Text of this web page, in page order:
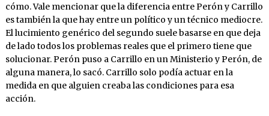
cómo. Vale mencionar que la diferencia entre Perón y Carrillo
es también la que hay entre un político y un técnico mediocre.
El lucimiento genérico del segundo suele basarse en que deja
de lado todos los problemas reales que el primero tiene que
solucionar. Perón puso a Carrillo en un Ministerio y Perón, de
alguna manera, lo sacó. Carrillo solo podía actuar en la
medida en que alguien creaba las condiciones para esa
acción.